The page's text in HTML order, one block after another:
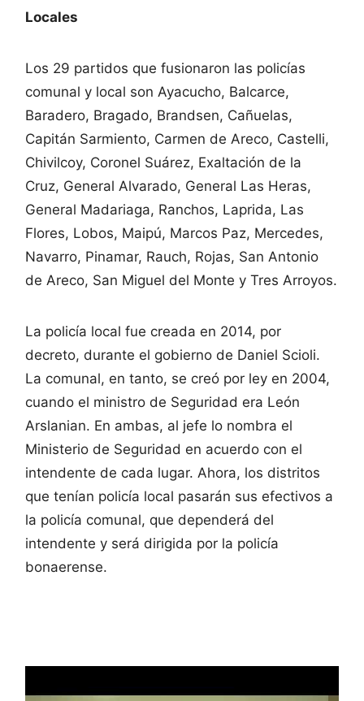
Locales
Los 29 partidos que fusionaron las policías
comunal y local son Ayacucho, Balcarce,
Baradero, Bragado, Brandsen, Cañuelas,
Capitán Sarmiento, Carmen de Areco, Castelli,
Chivilcoy, Coronel Suárez, Exaltación de la
Cruz, General Alvarado, General Las Heras,
General Madariaga, Ranchos, Laprida, Las
Flores, Lobos, Maipú, Marcos Paz, Mercedes,
Navarro, Pinamar, Rauch, Rojas, San Antonio
de Areco, San Miguel del Monte y Tres Arroyos.
La policía local fue creada en 2014, por
decreto, durante el gobierno de Daniel Scioli.
La comunal, en tanto, se creó por ley en 2004,
cuando el ministro de Seguridad era León
Arslanian. En ambas, al jefe lo nombra el
Ministerio de Seguridad en acuerdo con el
intendente de cada lugar. Ahora, los distritos
que tenían policía local pasarán sus efectivos a
la policía comunal, que dependerá del
intendente y será dirigida por la policía
bonaerense.